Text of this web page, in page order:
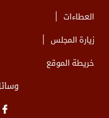
العطاءات
زيارة المجلس
خريطة الموقع